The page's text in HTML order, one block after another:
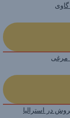
مرغی
در استرالیا